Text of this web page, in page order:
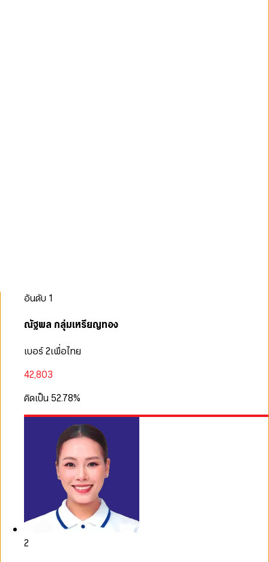
อันดับ 1
ณัฐพล กลุ่มเหรียญทอง
เบอร์ 2เพื่อไทย
42,803
คิดเป็น 52.78%
2